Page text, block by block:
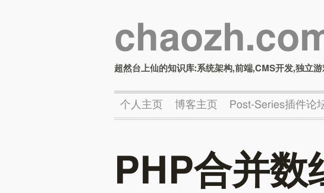
超然台上仙的知识库:系统架构,前端,CMS开发,独立
个人主页 博客主页 Post-Series插件论
PHP合并数